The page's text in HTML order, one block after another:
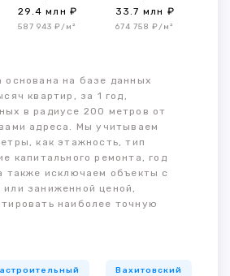
29.4 млн ₽
587 943 ₽/м²
33.7 млн ₽
674 758 ₽/м²
основана на базе данных
квартир, за 1 год,
в радиусе 200 метров от
адреса. Мы учитываем
как этажность, тип
капитального ремонта, год
также исключаем объекты с
заниженной ценой,
наиболее точную
Вахитовский